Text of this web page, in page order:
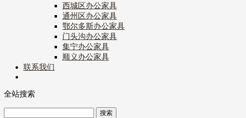
西城区办公家具
通州区办公家具
鄂尔多斯办公家具
门头沟办公家具
集宁办公家具
顺义办公家具
联系我们
全站搜索